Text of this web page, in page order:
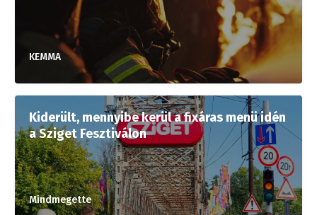
KEMMA
Kiderült, mennyibe kerül a fixáras menü idén
a Sziget Fesztiválon
Mindmegette